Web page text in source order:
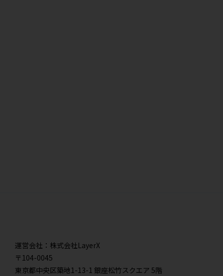
運営会社：株式会社LayerX
〒104-0045
東京都中央区築地1-13-1 銀座松竹スクエア 5階